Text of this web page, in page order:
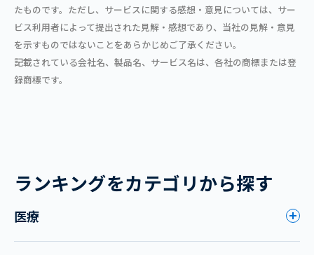
たものです。ただし、サービスに関する感想・意見については、サー
ビス利用者によって提出された見解・感想であり、当社の見解・意見
を示すものではないことをあらかじめご了承ください。
記載されている会社名、製品名、サービス名は、各社の商標または登
録商標です。
ランキングをカテゴリから探す
医療